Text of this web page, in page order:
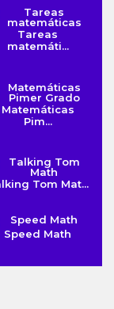
Tareas
matemáti...
Matemáticas
Pim...
Tom Mat...
Speed Math